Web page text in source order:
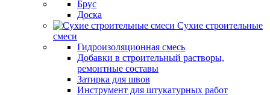
Брус
Доска
Сухие строительные
смеси
Гидроизоляционная смесь
Добавки в строительный растворы,
ремонтные составы
Затирка для швов
Инструмент для штукатурных работ